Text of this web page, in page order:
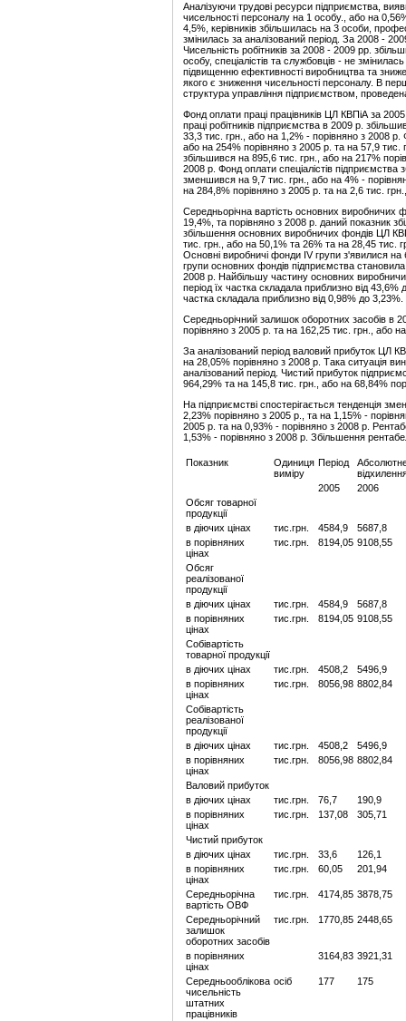
Аналізуючи трудові ресурси підприємства,
чисельності персоналу на 1 особу., або на
4,5%, керівників збільшилась на 3 особи,
змінилась за аналізований період. За 2008 -
Чисельність робітників за 2008 - 2009 рр.
особу, спеціалістів та службовців - не
підвищенню ефективності виробництва та
якого є зниження чисельності персоналу. В
структура управління підприємством,
Фонд оплати праці працівників ЦЛ КВПіА за
праці робітників підприємства в 2009 р.
33,3 тис. грн., або на 1,2% - порівняно з 2008 р.
або на 254% порівняно з 2005 р. та на 57,9 тис.
збільшився на 895,6 тис. грн., або на 217%
2008 р. Фонд оплати спеціалістів
зменшився на 9,7 тис. грн., або на 4% -
на 284,8% порівняно з 2005 р. та на 2,6 тис.
Середньорічна вартість основних виробничих
19,4%, та порівняно з 2008 р. даний показник
збільшення основних виробничих фондів ЦЛ
тис. грн., або на 50,1% та 26% та на 28,45 тис.
Основні виробничі фонди IV групи з'явилися на
групи основних фондів підприємства
2008 р. Найбільшу частину основних
період їх частка складала приблизно від
частка складала приблизно від 0,98% до 3,23%.
Середньорічний залишок оборотних засобів в
порівняно з 2005 р. та на 162,25 тис. грн., або
За аналізований період валовий прибуток ЦЛ
на 28,05% порівняно з 2008 р. Така ситуація
аналізований період. Чистий прибуток
964,29% та на 145,8 тис. грн., або на 68,84%
На підприємстві спостерігається тенденція
2,23% порівняно з 2005 р., та на 1,15% -
2005 р. та на 0,93% - порівняно з 2008 р.
1,53% - порівняно з 2008 р. Збільшення
Показник
Одиниця
виміру
Період
2005
2006
Обсяг товарної
продукції
в діючих цінах
тис.грн. 4584,9
5687,8
в порівняних
цінах
тис.грн. 8194,05 9108,55
Обсяг
реалізованої
продукції
в діючих цінах
тис.грн. 4584,9
5687,8
в порівняних
цінах
тис.грн. 8194,05 9108,55
Собівартість
товарної продукції
в діючих цінах
тис.грн. 4508,2
5496,9
в порівняних
цінах
тис.грн. 8056,98 8802,84
Собівартість
реалізованої
продукції
в діючих цінах
тис.грн. 4508,2
5496,9
в порівняних
цінах
тис.грн. 8056,98 8802,84
Валовий прибуток
в діючих цінах
тис.грн. 76,7
190,9
в порівняних
цінах
тис.грн. 137,08 305,71
Чистий прибуток
в діючих цінах
тис.грн. 33,6
126,1
в порівняних
цінах
тис.грн. 60,05 201,94
Середньорічна
вартість ОВФ
тис.грн. 4174,85 3878,75
Середньорічний
залишок
оборотних засобів
тис.грн. 1770,85 2448,65
в порівняних
цінах
3164,83 3921,31
Середньооблікова
чисельність
штатних
працівників
осіб 177 175